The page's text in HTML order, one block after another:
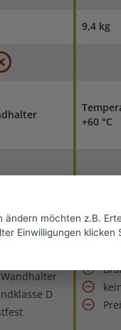
9,4 kg
+60 °C
-30°C
D
ändern möchten z.B.
Einwilligungen klicken